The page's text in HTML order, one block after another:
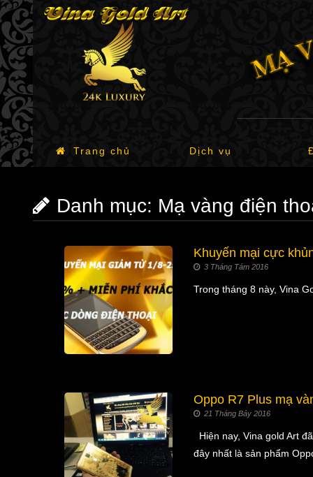
Trang chủ Dịch vụ
Danh mục: Mạ vàng điện
Khuyến mại cực
3 Tháng Tám 2016
Trong tháng 8 này, Vina
Oppo R7 Plus mạ
21 Tháng Bảy 2016
Hiện nay, Vina gold Art
đây nhất là sản phẩm